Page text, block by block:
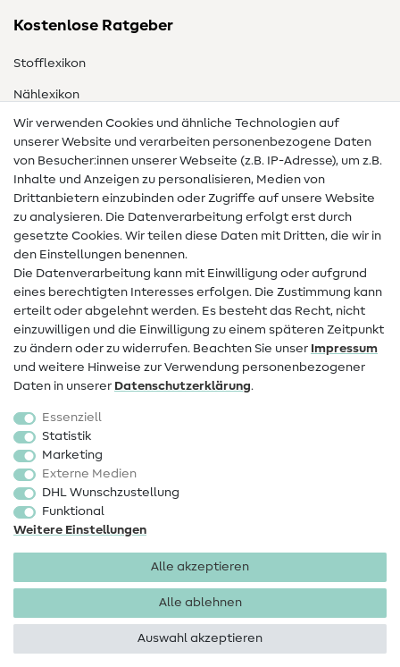
Kostenlose Ratgeber
Stofflexikon
Nählexikon
Nähanleitungen
Hilfe & Kontakt
Kontakt
Infos zum Betreiberwechsel
Widerrufsrecht
Beliebt
Stoffe
Sale
Schnittmuster
Wir verwenden Cookies und ähnliche Technologien auf
unserer Website und verarbeiten personenbezogene Daten
von Besucher:innen unserer Webseite (z.B. IP-Adresse), um z.B.
Inhalte und Anzeigen zu personalisieren, Medien von
Drittanbietern einzubinden oder Zugriffe auf unsere Website
zu analysieren. Die Datenverarbeitung erfolgt erst durch
gesetzte Cookies. Wir teilen diese Daten mit Dritten, die wir in
den Einstellungen benennen.
Die Datenverarbeitung kann mit Einwilligung oder aufgrund
eines berechtigten Interesses erfolgen. Die Zustimmung kann
erteilt oder abgelehnt werden. Es besteht das Recht, nicht
einzuwilligen und die Einwilligung zu einem späteren Zeitpunkt
zu ändern oder zu widerrufen. Beachten Sie unser Impressum
und weitere Hinweise zur Verwendung personenbezogener
Daten in unserer Daten­schutz­erklärung.
Essenziell
Statistik
Marketing
Externe Medien
DHL Wunschzustellung
Funktional
Weitere Einstellungen
Alle akzeptieren
Alle ablehnen
Auswahl akzeptieren
Impressum Datenschutz
AGB
Copyright 2026 SewIY GmbH